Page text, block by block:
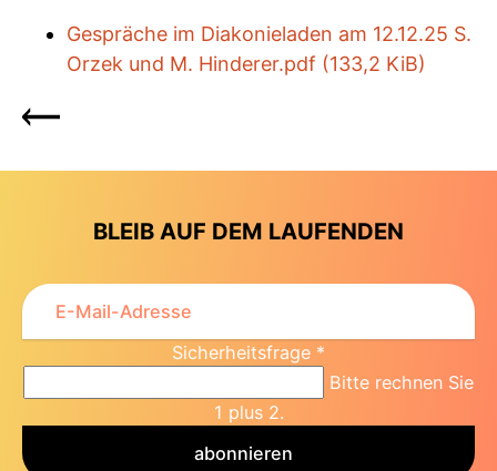
Gespräche im Diakonieladen am 12.12.25 S.
Orzek und M. Hinderer.pdf (133,2 KiB)
BLEIB AUF DEM LAUFENDEN
Sicherheitsfrage *
Bitte rechnen Sie
1 plus 2.
abonnieren